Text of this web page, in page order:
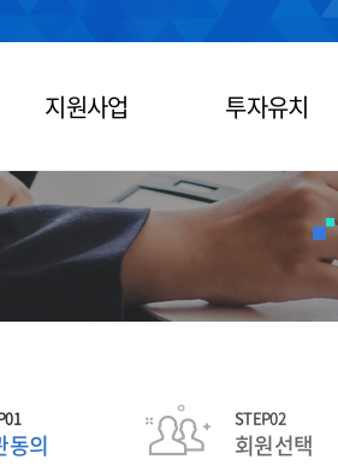
지원사업 투자유치
동의
STEP02
회원선택